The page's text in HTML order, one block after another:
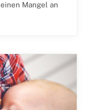
Mangel an